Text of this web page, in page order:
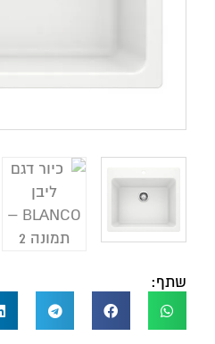
שתף: